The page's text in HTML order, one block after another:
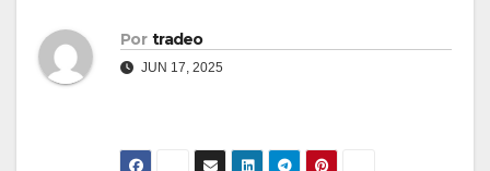
Por tradeo
JUN 17, 2025